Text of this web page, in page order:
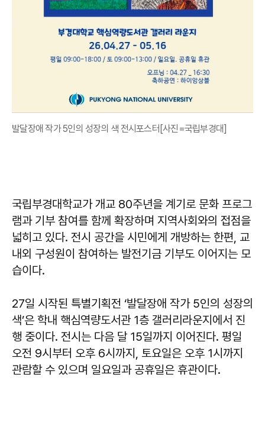
발달장애 작가 5인의 성장의 색 전시포스터[사진=국립부경대]
국립부경대학교가 개교 80주년을 계기로 문화 프로그
램과 기부 참여를 함께 확장하며 지역사회와의 접점을
넓히고 있다. 전시 공간을 시민에게 개방하는 한편, 교
내외 구성원이 참여하는 발전기금 기부도 이어지는 모
습이다.
27일 시작된 특별기획전 ‘발달장애 작가 5인의 성장의
색’은 학내 핵심역량도서관 1층 갤러리라운지에서 진
행 중이다. 전시는 다음 달 15일까지 이어진다. 평일
오전 9시부터 오후 6시까지, 토요일은 오후 1시까지
관람할 수 있으며 일요일과 공휴일은 휴관이다.